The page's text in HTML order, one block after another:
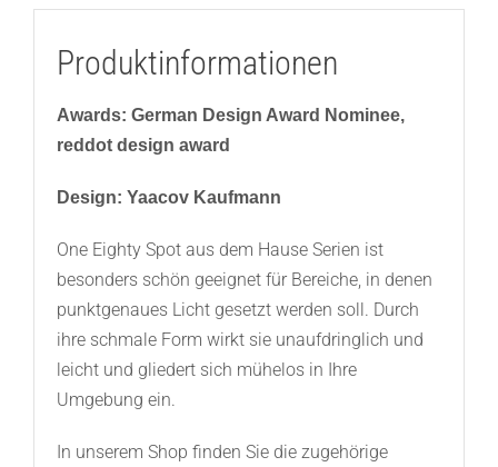
Produktinformationen
Awards: German Design Award Nominee,
reddot design award
Design: Yaacov Kaufmann
One Eighty Spot aus dem Hause Serien ist
besonders schön geeignet für Bereiche, in denen
punktgenaues Licht gesetzt werden soll. Durch
ihre schmale Form wirkt sie unaufdringlich und
leicht und gliedert sich mühelos in Ihre
Umgebung ein.
In unserem Shop finden Sie die zugehörige